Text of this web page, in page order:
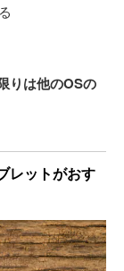
りは他のOSの
レットがおす